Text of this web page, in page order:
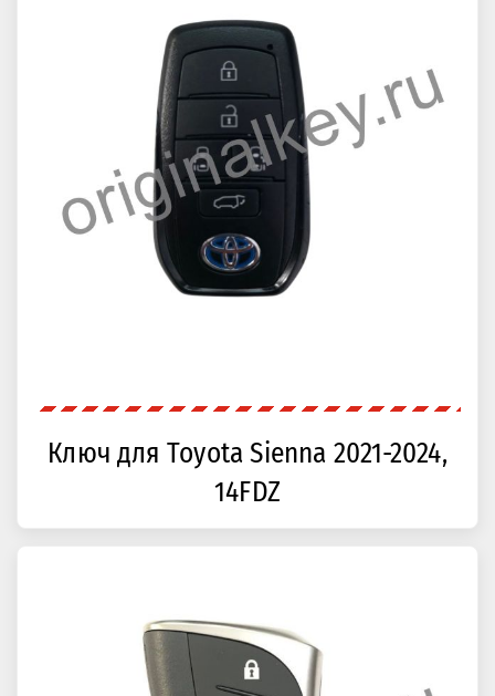
Ключ для Toyota Sienna 2021-2024,
14FDZ